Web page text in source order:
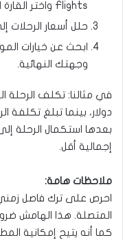
Flights واختر القارة المستهدفة (أوروبا في هذه الحالة).
حلل أسعار الرحلات
ابحث عن خيارات
وجهتك النهائية.
بعدها استكمال الرحلة
إجمالية أقل.
ملاحظات هامة:
احرص على ترك فاصل
المتصلة. هذا الهامش
كما أنه يتيح إمكانية